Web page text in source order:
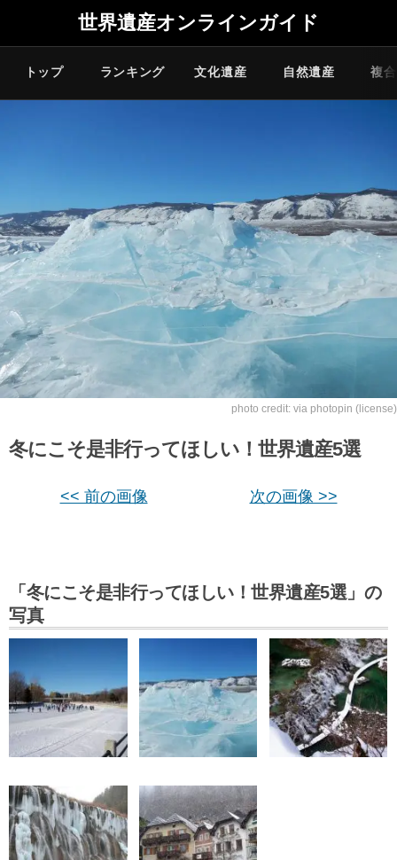
世界遺産オンラインガイド
トップ ランキング 文化遺産 自然遺産 複
photo credit: via photopin (license)
冬にこそ是非行ってほしい！世界遺産5選
<< 前の画像 次の画像 >>
「冬にこそ是非行ってほしい！世界遺産5選」の
写真